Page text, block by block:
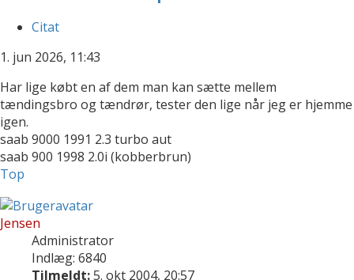
Citat
1. jun 2026, 11:43
Har lige købt en af dem man kan sætte mellem
tændingsbro og tændrør, tester den lige når jeg er hjemme
igen.
saab 9000 1991 2.3 turbo aut
saab 900 1998 2.0i (kobberbrun)
Top
Jensen
Administrator
Indlæg: 6840
Tilmeldt:5. okt 2004, 20:57